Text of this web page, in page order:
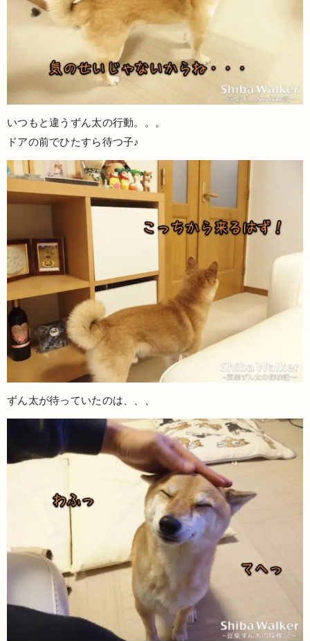
いつもと違うずん太の行動。。。
ドアの前でひたすら待つ子♪
ずん太が待っていたのは、、、